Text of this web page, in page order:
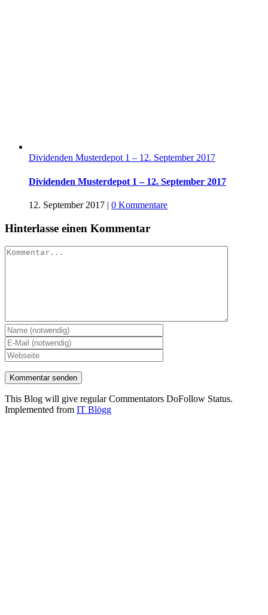
Dividenden Musterdepot 1 – 12. September 2017
Dividenden Musterdepot 1 – 12. September 2017
12. September 2017 | 0 Kommentare
Hinterlasse einen Kommentar
Kommentar
This Blog will give regular Commentators DoFollow Status.
Implemented from IT Blögg